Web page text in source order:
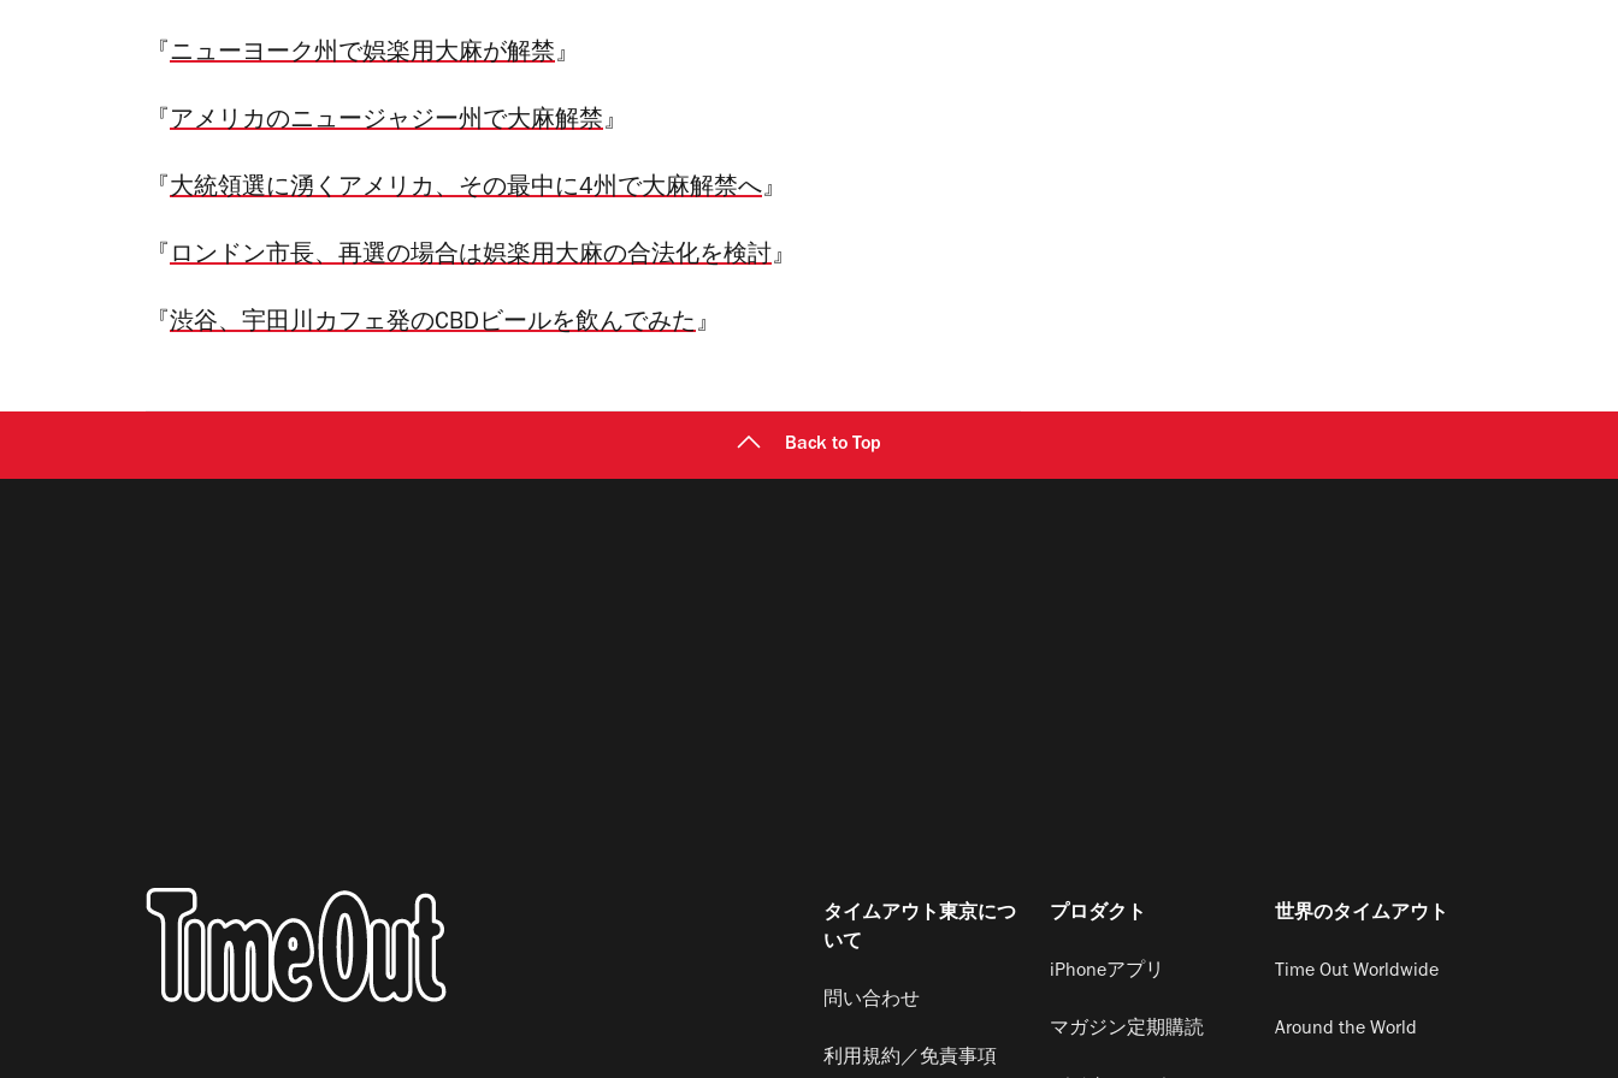
『 ニューヨーク州で娯楽用大麻が解禁』
『 アメリカのニュージャジー州で大麻解禁』
『 大統領選に湧くアメリカ、その最中に4州で大麻解禁へ』
『 ロンドン市長、再選の場合は娯楽用大麻の合法化を検討』
『 渋谷、宇田川カフェ発のCBDビールを飲んでみた』
Back to Top
タイムアウト東京につ
いて
問い合わせ
利用規約／免責事項
プロダクト
iPhoneアプリ
マガジン定期購読
世界のタイムアウト
Time Out Worldwide
Around the World